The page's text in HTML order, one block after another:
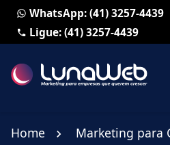
WhatsApp: (41) 3257-4439
Ligue: (41) 3257-4439
Home Marketing para